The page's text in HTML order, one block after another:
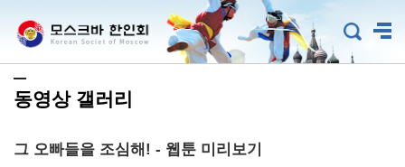
동영상 갤러리
그 오빠들을 조심해! - 웹툰 미리보기